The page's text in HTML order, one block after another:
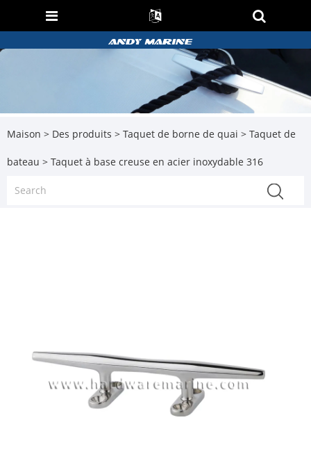
Maison > Des produits > Taquet de borne de quai > Taquet de
bateau > Taquet à base creuse en acier inoxydable 316